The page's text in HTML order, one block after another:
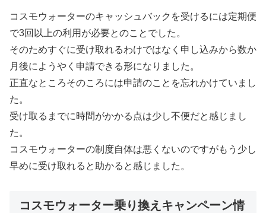
コスモウォーターのキャッシュバックを受けるには定期便
で3回以上の利用が必要とのことでした。
そのためすぐに受け取れるわけではなく申し込みから数か
月後にようやく申請できる形になりました。
正直なところそのころには申請のことを忘れかけていまし
た。
受け取るまでに時間がかかる点は少し不便だと感じまし
た。
コスモウォーターの制度自体は悪くないのですがもう少し
早めに受け取れると助かると感じました。
コスモウォーター乗り換えキャンペーン情